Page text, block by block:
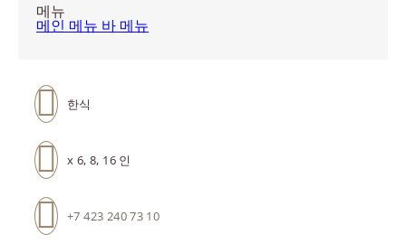
메뉴
메인 메뉴 바 메뉴
한식
x 6, 8, 16 인
+7 423 240 73 10